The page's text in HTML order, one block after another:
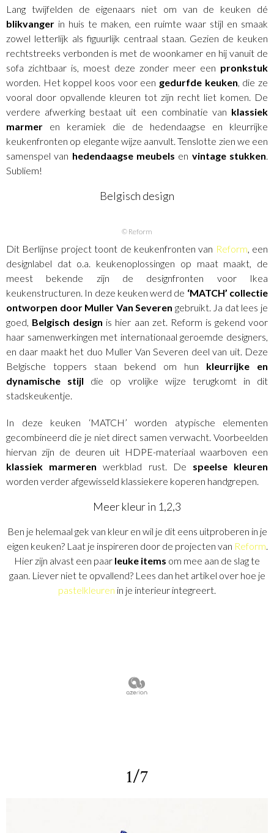
Lang twijfelden de eigenaars niet om van de keuken dé
blikvanger in huis te maken, een ruimte waar stijl en smaak
zowel letterlijk als figuurlijk centraal staan. Gezien de keuken
rechtstreeks verbonden is met de woonkamer en hij vanuit de
sofa zichtbaar is, moest deze zonder meer een pronkstuk
worden. Het koppel koos voor een gedurfde keuken , die ze
vooral door opvallende kleuren tot zijn recht liet komen. De
verdere afwerking bestaat uit een combinatie van klassiek
marmer en keramiek die de hedendaagse en kleurrijke
keukenfronten op elegante wijze aanvult. Tenslotte zien we een
samenspel van hedendaagse meubels en vintage stukken
Subliem!
Belgisch design
© Reform
Dit Berlijnse project toont de keukenfronten van Reform , een
designlabel dat o.a. keukenoplossingen op maat maakt, de
meest bekende zijn de designfronten voor Ikea
keukenstructuren. In deze keuken werd de ‘MATCH’ collectie
ontworpen door Muller Van Severen gebruikt. Ja dat lees je
goed, Belgisch design is hier aan zet. Reform is gekend voor
haar samenwerkingen met internationaal geroemde designers,
en daar maakt het duo Muller Van Severen deel van uit. Deze
Belgische toppers staan bekend om hun kleurrijke en
dynamische stijl die op vrolijke wijze terugkomt in dit
stadskeukentje.
In deze keuken ‘MATCH’ worden atypische elementen
gecombineerd die je niet direct samen verwacht. Voorbeelden
hiervan zijn de deuren uit HDPE-materiaal waarboven een
klassiek marmeren werkblad rust. De speelse kleuren
worden verder afgewisseld klassiekere koperen handgrepen.
Meer kleur in 1,2,3
Ben je helemaal gek van kleur en wil je dit eens uitproberen in je
eigen keuken? Laat je inspireren door de projecten van Reform
Hier zijn alvast een paar leuke items om mee aan de slag te
gaan. Liever niet te opvallend? Lees dan het artikel over hoe je
pastelkleuren in je interieur integreert.
1/7